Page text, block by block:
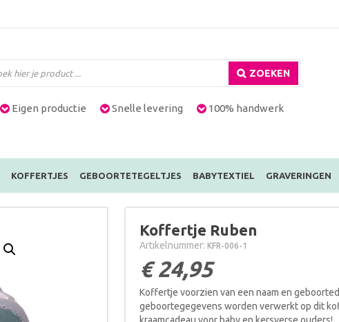
ZOEKEN
Eigen productie Snelle levering 100% handwerk
KOFFERTJES GEBOORTETEGELTJES BABYTEXTIEL GRAVERINGEN
Koffertje Ruben
Artikelnummer: KFR-006-1
€24,95
Koffertje voorzien van een naam en
geboortegegevens worden verwerkt op dit